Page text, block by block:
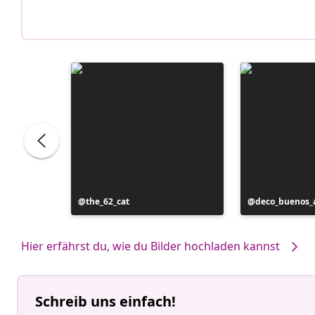
Beitrag
veröffentlicht
the_62_cat
Beitrag
veröffentlicht
Hier erfährst du, wie du Bilder hochladen kannst
Schreib uns einfach!